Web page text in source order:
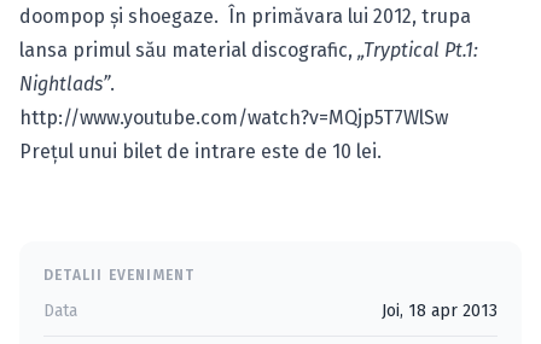
doompop şi shoegaze. În primăvara lui 2012, trupa
lansa primul său material discografic, „Tryptical Pt.1:
Nightlads”.
http://www.youtube.com/watch?v=MQjp5T7WlSw
Preţul unui bilet de intrare este de 10 lei.
DETALII EVENIMENT
Data Joi, 18 apr 2013